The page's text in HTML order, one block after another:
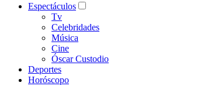
Espectáculos
Tv
Celebridades
Música
Cine
Óscar Custodio
Deportes
Horóscopo